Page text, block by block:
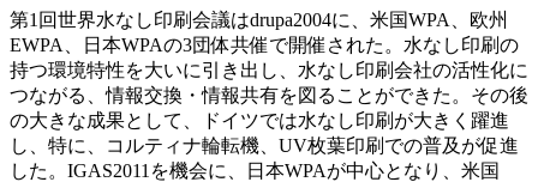
第1回世界水なし印刷会議はdrupa2004に、米国WPA、欧州
EWPA、日本WPAの3団体共催で開催された。水なし印刷の
持つ環境特性を大いに引き出し、水なし印刷会社の活性化に
つながる、情報交換・情報共有を図ることができた。その後
の大きな成果として、ドイツでは水なし印刷が大きく躍進
し、特に、コルティナ輪転機、UV枚葉印刷での普及が促進
した。IGAS2011を機会に、日本WPAが中心となり、米国